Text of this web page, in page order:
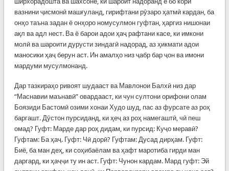
вазнини ҷисмонӣ машғуланд, гирифтани рӯзаро ҳатмӣ кардан, ба
онҳо таъна задан ё онҳоро номусулмон гуфтан, ҳаргиз нишонаи
ақл ва адл нест. Ва ё барои адои ҳаҷ рафтани касе, ки имкони
молӣ ва шароити дурусти зиндагӣ надорад, аз ҳикмати адои
маносики ҳаҷ берун аст. Ин амалҳо низ ҷабр бар ҷон ва имони
мардуми мусулмонанд.
Дар тазкираҳо ривоят шудааст ва Мавлонои Балхӣ низ дар
“Маснавии маънавӣ” овардааст, ки чун султони орифони олам
Боязиди Бастомӣ озими хонаи Худо шуд, пас аз фурсате аз роҳ
баргашт. Дӯстон пурсиданд, ки ҳеҷ аз роҳ намегаштӣ, чӣ пеш
омад? Гуфт: Марде дар роҳ дидам, ки пурсид: Куҷо меравӣ?
Гуфтам: Ба ҳаҷ. Гуфт: Чӣ дорӣ? Гуфтам: Дусад дирҳам. Гуфт:
Биё, ба ман деҳ, ки соҳибаёлам ва ҳафт маротиба гирди ман
даргард, ки ҳаҷҷи ту ин аст. Гуфт: Чунон кардам. Мард гуфт: Эй